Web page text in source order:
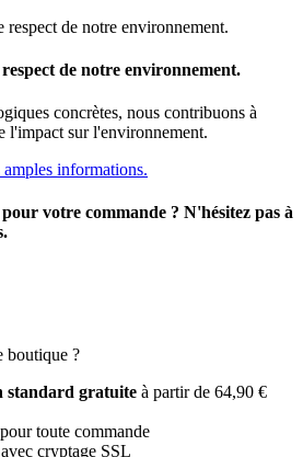
de notre environnement.
concrètes, nous contribuons à
l'impact sur l'environnement.
informations.
votre commande ? N'hésitez pas à
boutique ?
standard gratuite à partir de 64,90 €
toute commande
avec cryptage SSL